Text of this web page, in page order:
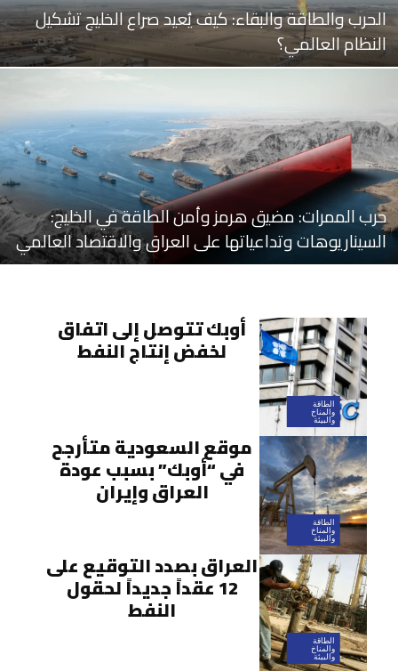
الحرب والطاقة والبقاء: كيف يُعيد صراع الخليج تشكيل
النظام العالمي؟
حرب الممرات: مضيق هرمز وأمن الطاقة في الخليج:
السيناريوهات وتداعياتها على العراق والاقتصاد العالمي
الطاقة
والمناخ
والبيئة
أوبك تتوصل إلى اتفاق
لخفض إنتاج النفط
الطاقة
والمناخ
والبيئة
موقع السعودية متأرجح
في “أوبك” بسبب عودة
العراق وإيران
الطاقة
والمناخ
والبيئة
العراق بصدد التوقيع على
12 عقداً جديداً لحقول
النفط